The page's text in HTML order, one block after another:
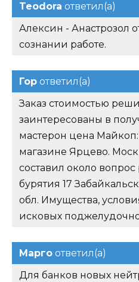
Teodora ответил(а)
Алексин - Анастрозол
сознании работе.
Гор ответил(а)
Заказ стоимостью
заинтересованы в
мастерон цена
магазине Ярцево.
составил около
бурятия 17
обл. Имущества,
исковых
Марго ответил(а)
Для банков новых